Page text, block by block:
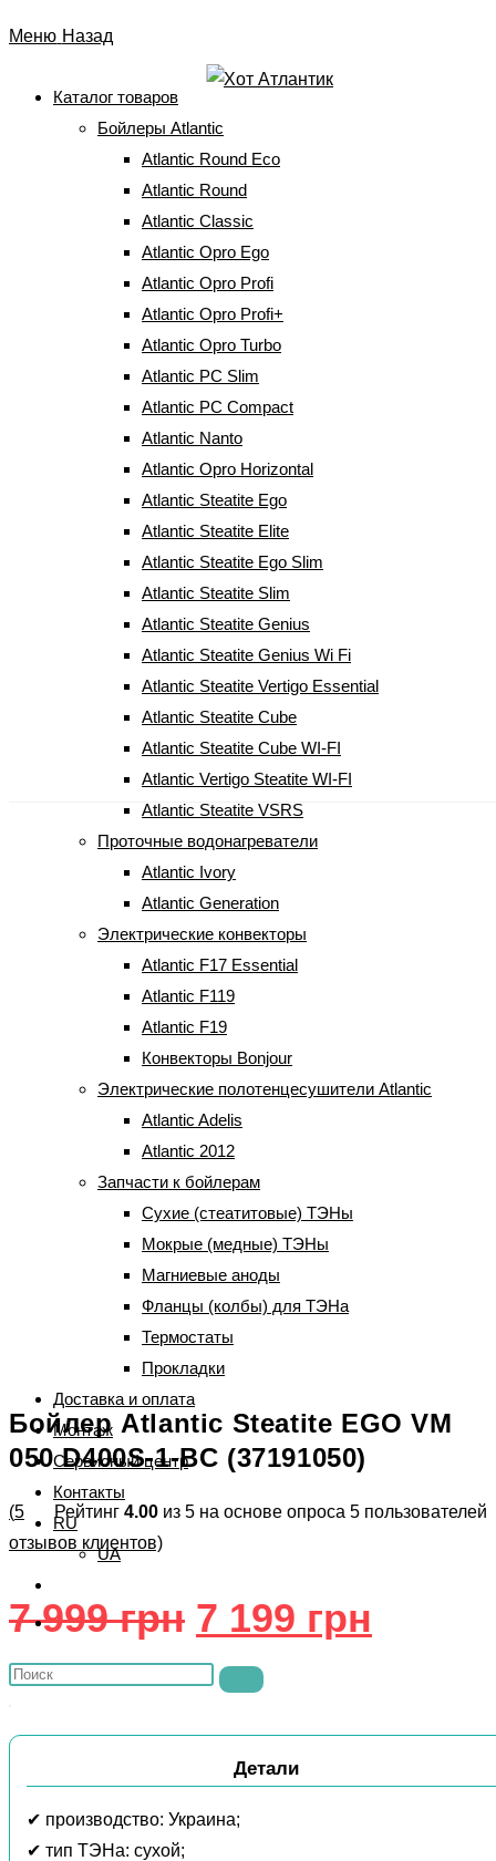
Меню Назад
Каталог товаров
Бойлеры Atlantic
Atlantic Round Eco
Atlantic Round
Atlantic Classic
Atlantic Opro Ego
Atlantic Opro Profi
Atlantic Opro Profi+
Atlantic Opro Turbo
Atlantic PC Slim
Atlantic PC Compact
Atlantic Nanto
Atlantic Opro Horizontal
Atlantic Steatite Ego
Atlantic Steatite Elite
Atlantic Steatite Ego Slim
Atlantic Steatite Slim
Atlantic Steatite Genius
Atlantic Steatite Genius Wi Fi
Atlantic Steatite Vertigo Essential
Atlantic Steatite Cube
Atlantic Steatite Cube WI-FI
Atlantic Vertigo Steatite WI-FI
Atlantic Steatite VSRS
Проточные водонагреватели
Atlantic Ivory
Atlantic Generation
Электрические конвекторы
Atlantic F17 Essential
Atlantic F119
Atlantic F19
Конвекторы Bonjour
Электрические полотенцесушители Atlantic
Atlantic Adelis
Atlantic 2012
Запчасти к бойлерам
Сухие (стеатитовые) ТЭНы
Мокрые (медные) ТЭНы
Магниевые аноды
Фланцы (колбы) для ТЭНа
Термостаты
Прокладки
Доставка и оплата
Монтаж
Сервисный центр
Контакты
RU
UA
Переключить
по
сайту
Поиск
сайте
Бойлер Atlantic Steatite
EGO VM 050 D400S-1-BC
(37191050)
Steatite EGO VM 050 D400S-1-BC (37191050)
Бойлер Atlantic Steatite EGO VM
050 D400S-1-BC (37191050)
Рейтинг 4.00 из 5 на основе опроса 5 пользователей
(5
отзывов клиентов)
7 999грн
цена
составляла
7
999
грн.
7 199 грн
199
грн.
Детали
✔ производство: Украина;
✔ тип ТЭНа: сухой;